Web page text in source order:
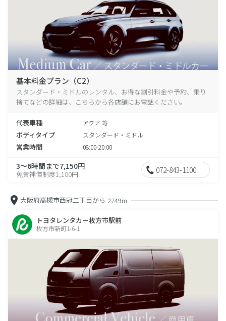
基本料金プラン（C2）
スタンダード・ミドルのレンタル、お得な割引料金や予約、乗り
捨てなどの詳細は、こちらから各店舗にお電話ください。
代表車種 アクア 等
ボディタイプ スタンダード・ミドル
営業時間 08:00-20:00
3～6時間まで7,150円
免責補償制度1,100円 072-843-1100
大阪府高槻市西冠二丁目から 2749m
トヨタレンタカー枚方市駅前
枚方市新町1-6-1